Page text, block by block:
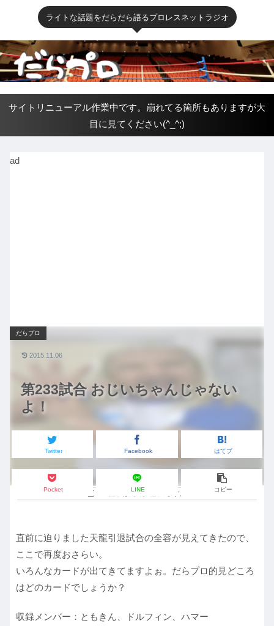
ライトな話題をだらだら語るプロレスネットラジオ
サイトリニューアル作業中です。崩れてる箇所もありますが大
目に見てください(^_^;)
ad
第233試合 おじいちゃんじゃない
よ！
だらプロ
Twitter Facebook はてブ
Pocket LINE コピー
2015.11.06
この記事は 約2分 で読めます。
直前に迫りました天龍引退試合の全容が見えてきたので、
ここで再度おさらい。
いろんなカードが出てきてますよぉ。だらプロ的見どころ
はどのカードでしょうか？
収録メンバー：ともきん、ドルフィン、ハマー